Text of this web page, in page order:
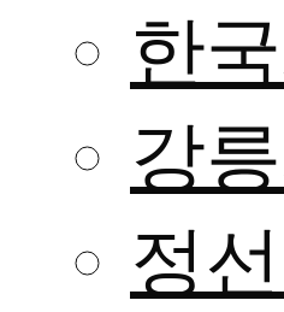
한
강
정